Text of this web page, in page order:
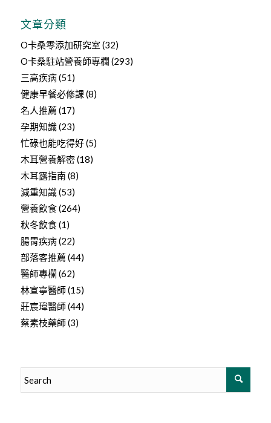
文章分類
O卡桑零添加研究室 (32)
O卡桑駐站營養師專欄 (293)
三高疾病(51)
健康早餐必修課(8)
名人推薦 (17)
孕期知識(23)
忙碌也能吃得好(5)
木耳營養解密(18)
木耳露指南(8)
減重知識(53)
營養飲食(264)
秋冬飲食(1)
腸胃疾病(22)
部落客推薦 (44)
醫師專欄 (62)
林宣寧醫師(15)
莊宸瑋醫師(44)
蔡素枝藥師(3)